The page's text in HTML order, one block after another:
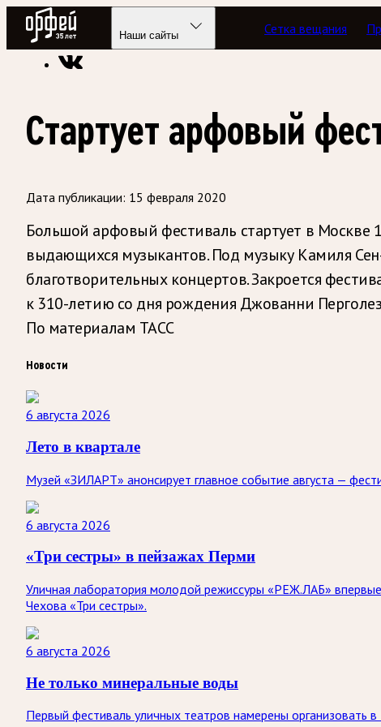
Радио Орфей
Наши сайты Сетка вещания
Радио классической музыки «Орфей» Новости
Стартует арфовый
Дата публикации: 15 февраля 2020
Большой арфовый фестиваль стартует в Москве
выдающихся музыкантов. Под музыку Камиля
благотворительных концертов. Закроется
к 310-летию со дня рождения Джованни
По материалам ТАСС
Новости
6 августа 2026
Лето в квартале
Музей «ЗИЛАРТ» анонсирует главное событие августа —
6 августа 2026
«Три сестры» в пейзажах Перми
Уличная лаборатория молодой режиссуры «РЕЖ.ЛАБ»
Чехова «Три сестры».
6 августа 2026
Не только минеральные воды
Первый фестиваль уличных театров намерены организовать